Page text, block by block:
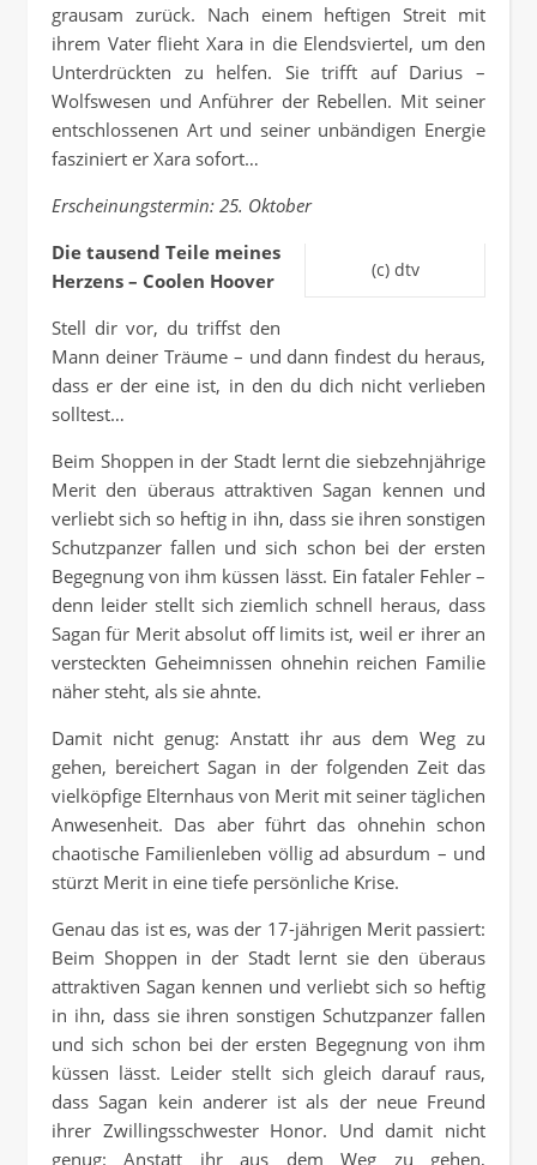
grausam zurück. Nach einem heftigen Streit mit
ihrem Vater flieht Xara in die Elendsviertel, um den
Unterdrückten zu helfen. Sie trifft auf Darius –
Wolfswesen und Anführer der Rebellen. Mit seiner
entschlossenen Art und seiner unbändigen Energie
fasziniert er Xara sofort…
Erscheinungstermin: 25. Oktober
(c) dtv
Die tausend Teile meines
Herzens – Coolen Hoover
Stell dir vor, du triffst den
Mann deiner Träume – und dann findest du heraus,
dass er der eine ist, in den du dich nicht verlieben
solltest…
Beim Shoppen in der Stadt lernt die siebzehnjährige
Merit den überaus attraktiven Sagan kennen und
verliebt sich so heftig in ihn, dass sie ihren sonstigen
Schutzpanzer fallen und sich schon bei der ersten
Begegnung von ihm küssen lässt. Ein fataler Fehler –
denn leider stellt sich ziemlich schnell heraus, dass
Sagan für Merit absolut off limits ist, weil er ihrer an
versteckten Geheimnissen ohnehin reichen Familie
näher steht, als sie ahnte.
Damit nicht genug: Anstatt ihr aus dem Weg zu
gehen, bereichert Sagan in der folgenden Zeit das
vielköpfige Elternhaus von Merit mit seiner täglichen
Anwesenheit. Das aber führt das ohnehin schon
chaotische Familienleben völlig ad absurdum – und
stürzt Merit in eine tiefe persönliche Krise.
Genau das ist es, was der 17-jährigen Merit passiert:
Beim Shoppen in der Stadt lernt sie den überaus
attraktiven Sagan kennen und verliebt sich so heftig
in ihn, dass sie ihren sonstigen Schutzpanzer fallen
und sich schon bei der ersten Begegnung von ihm
küssen lässt. Leider stellt sich gleich darauf raus,
dass Sagan kein anderer ist als der neue Freund
ihrer Zwillingsschwester Honor. Und damit nicht
genug: Anstatt ihr aus dem Weg zu gehen,